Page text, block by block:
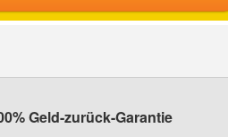
Geld-zurück-Garantie